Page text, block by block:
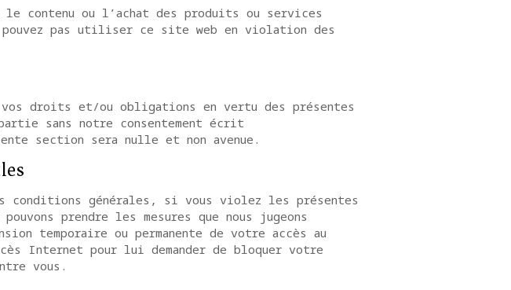
contenu ou l’achat des produits ou services
pas utiliser ce site web en violation des
droits et/ou obligations en vertu des présentes
sans notre consentement écrit
section sera nulle et non avenue.
conditions générales, si vous violez les présentes
prendre les mesures que nous jugeons
temporaire ou permanente de votre accès au
Internet pour lui demander de bloquer votre
vous.